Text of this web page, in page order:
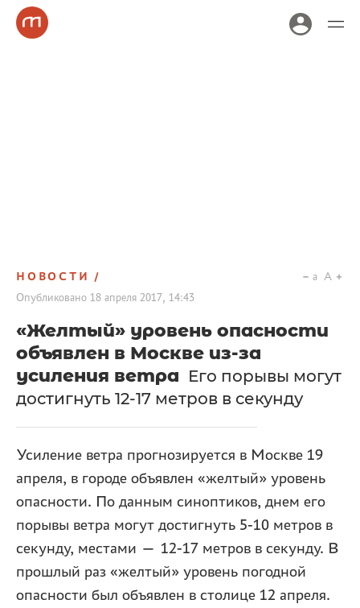
НОВОСТИ
Опубликовано 18 апреля 2017, 14:43
a A
«Желтый» уровень опасности
объявлен в Москве из-за
усиления ветра Его порывы могут
достигнуть 12-17 метров в секунду
Усиление ветра прогнозируется в Москве 19
апреля, в городе объявлен «желтый» уровень
опасности. По данным синоптиков, днем его
порывы ветра могут достигнуть 5-10 метров в
секунду, местами — 12-17 метров в секунду. В
прошлый раз «желтый» уровень погодной
опасности был объявлен в столице 12 апреля.